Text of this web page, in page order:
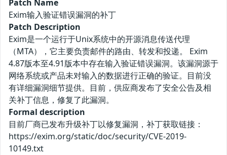
Patch Name
Exim输入验证错误漏洞的补丁
Patch Description
Exim是一个运行于Unix系统中的开源消息传送代理
（MTA），它主要负责邮件的路由、转发和投递。 Exim
4.87版本至4.91版本中存在输入验证错误漏洞。该漏洞源于
网络系统或产品未对输入的数据进行正确的验证。目前没
有详细漏洞细节提供。目前，供应商发布了安全公告及相
关补丁信息，修复了此漏洞。
Formal description
目前厂商已发布升级补丁以修复漏洞，补丁获取链接：
https://exim.org/static/doc/security/CVE-2019-
10149.txt